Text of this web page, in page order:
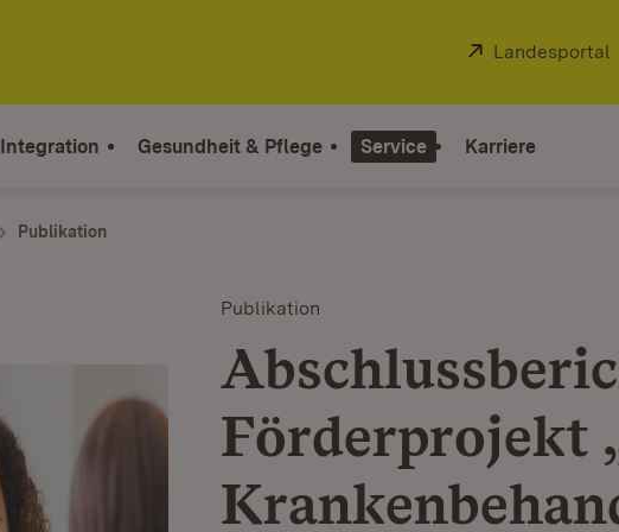
Extern:
Landesportal
Integration Gesundheit & Pflege Service Karriere
Publikation
Publikation
Förderprojekt